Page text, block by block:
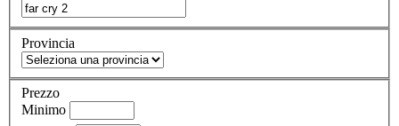
Provincia
Prezzo
Minimo